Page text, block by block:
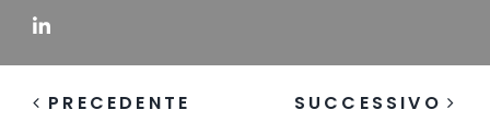
PRECEDENTE SUCCESSIVO